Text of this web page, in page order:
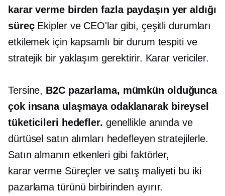
karar vermebirden fazla paydaşın yer aldığı
süreçEkipler ve CEO'lar gibi, çeşitli durumları
etkilemek için kapsamlı bir durum tespiti ve
stratejik bir yaklaşım gerektirir. Karar vericiler.
Tersine, B2C pazarlama, mümkün olduğunca
çok insana ulaşmaya odaklanarak bireysel
tüketicileri hedefler. genellikle anında ve
dürtüsel satın alımları hedefleyen stratejilerle.
Satın almanın etkenleri gibi faktörler,
karar vermeSüreçler ve satış maliyeti bu iki
pazarlama türünü birbirinden ayırır.